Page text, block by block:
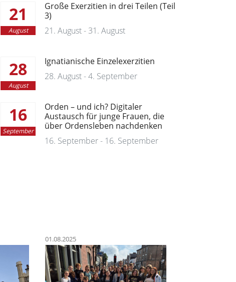
21
August
Große Exerzitien in drei Teilen (Teil
3)
21. August - 31. August
28
August
Ignatianische Einzelexerzitien
28. August - 4. September
16
September
Orden – und ich? Digitaler
Austausch für junge Frauen, die
über Ordensleben nachdenken
16. September - 16. September
01.08.2025